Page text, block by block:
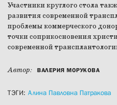
Участники круглого стола
развития современной
проблемы коммерческого
точки соприкосновения
современной
Автор: ВАЛЕРИЯ МОРУКОВА
ТЭГИ: Алина Павловна Патракова